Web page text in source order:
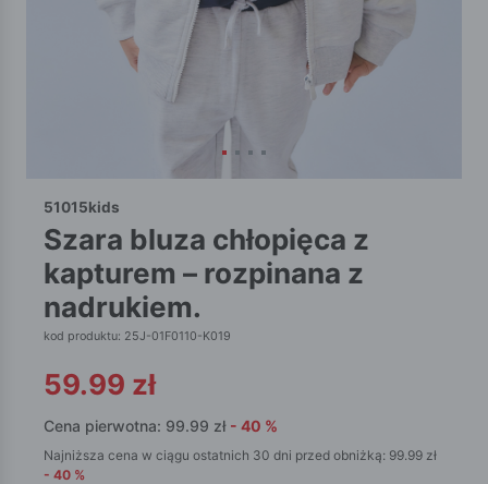
51015kids
szara bluza chłopięca z
kapturem – rozpinana z
nadrukiem.
kod produktu: 25J-01F0110-K019
59.99 zł
Cena pierwotna: 99.99 zł - 40 %
Najniższa cena w ciągu ostatnich 30 dni przed obniżką: 99.99 zł
- 40 %